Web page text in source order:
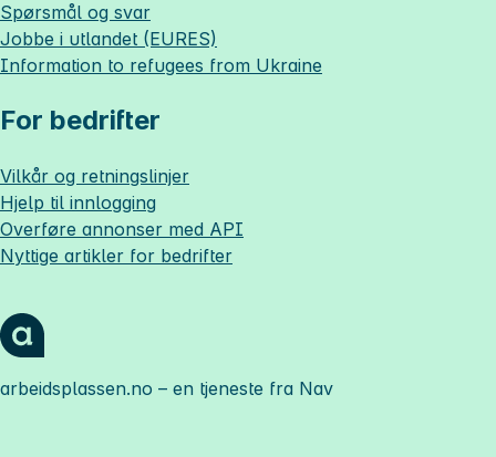
Spørsmål og svar
Jobbe i utlandet (EURES)
Information to refugees from Ukraine
For bedrifter
Vilkår og retningslinjer
Hjelp til innlogging
Overføre annonser med API
Nyttige artikler for bedrifter
arbeidsplassen.no – en tjeneste fra Nav